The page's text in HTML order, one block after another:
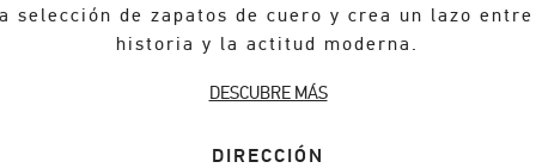
selección de zapatos de cuero y crea un lazo
historia y la actitud moderna.
DESCUBRE MÁS
DIRECCIÓN